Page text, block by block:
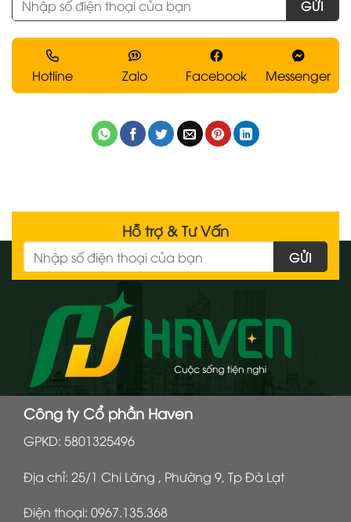
Hotline Zalo Facebook Messenger
Hỗ trợ & Tư Vấn
Công ty Cổ phần Haven
GPKD: 5801325496
Địa chỉ: 25/1 Chi Lăng , Phường 9, Tp Đà Lạt
Điện thoại: 0967.135.368